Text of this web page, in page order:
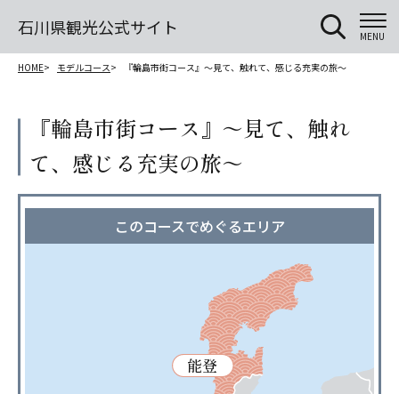
石川県観光公式サイト MENU
HOME モデルコース 『輪島市街コース』～見て、触れて、感じる充実の旅～
『輪島市街コース』～見て、触れ
て、感じる充実の旅～
このコースでめぐるエリア